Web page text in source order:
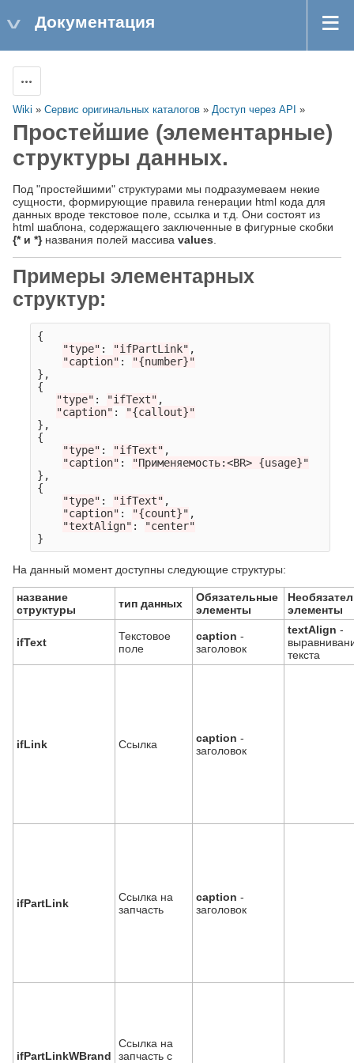
Документация
Wiki » Сервис оригинальных каталогов » Доступ через API »
Простейшие (элементарные)
структуры данных.
Под "простейшими" структурами мы подразумеваем некие
сущности, формирующие правила генерации html кода для
данных вроде текстовое поле, ссылка и т.д. Они состоят из
html шаблона, содержащего заключенные в фигурные скобки
{* и *}названия полей массива values.
Примеры элементарных
структур:
{
"type" : "ifPartLink" ,
"caption" :
"{number}"
},
{
"type" : "ifText" ,
"caption" :
"{callout}"
},
{
"type" : "ifText" ,
"caption" :
"Применяемость:<BR> {usage}"
},
{
"type" : "ifText" ,
"caption" : "{count}" ,
"textAlign" :
"center"
}
На данный момент доступны следующие структуры:
название
структуры
тип данных
Обязательные
элементы
элементы
ifText
Текстовое
поле
caption -
заголовок
textAlign -
текста
ifLink Ссылка caption -
заголовок
ifPartLink
Ссылка на
запчасть
caption -
заголовок
ifPartLinkWBrand
Ссылка на
запчасть c